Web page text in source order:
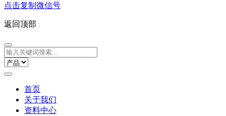
点击复制微信号
返回顶部
首页
关于我们
资料中心